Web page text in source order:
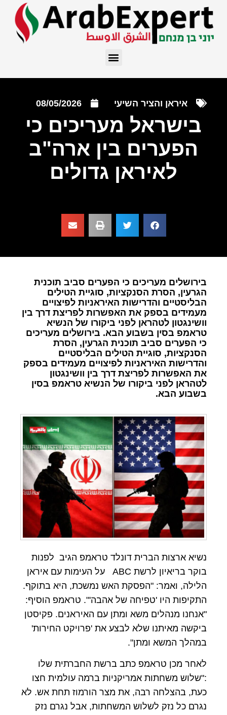
איראן והציר השיעי 08/05/2026
בישראל מעריכים כי
הפערים בין ארה"ב
לאיראן גדולים
בירושלים מעריכים כי הפערים סביב תוכנית
הגרעין, הסרת הסנקציות, סוגיית הטילים
הבליסטיים והדרישות האיראניות לפיצויים
מעמידים בספק את האפשרות לפריצת דרך בין
וושינגטון לטהראן לפני ביקורו של הנשיא
טראמפ בסין בשבוע הבא. בירושלים מעריכים
כי הפערים סביב תוכנית הגרעין, הסרת
הסנקציות, סוגיית הטילים הבליסטיים
והדרישות האיראניות לפיצויים מעמידים בספק
את האפשרות לפריצת דרך בין וושינגטון
לטהראן לפני ביקורו של הנשיא טראמפ בסין
בשבוע הבא.
נשיא ארצות הברית דונלד טראמפ הגיב לפנות
בוקר בריאיון לרשת ABC על העימות עם איראן
הלילה, ואמר: "הפסקת האש נמשכת, היא בתוקף.
התקיפות היו 'טפיחה של אהבה'". טראמפ הוסיף:
"אנחנו מנהלים משא ומתן עם האיראנים. פקיסטן
ביקשה מאיתנו שלא לבצע את 'פרויקט החירות'
במהלך המשא ומתן".
לאחר מכן טראמפ כתב ברשת החברתית שלו
:"שלוש משחתות אמריקניות ברמה עולמית חצו
כעת, בהצלחה רבה, את מצר הורמוז תחת אש. לא
נגרם כל נזק לשלוש המשחתות, אבל נגרם נזק